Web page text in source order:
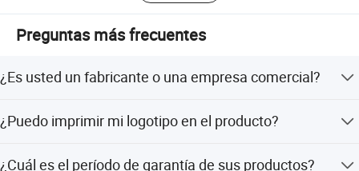
Preguntas más frecuentes
¿Es usted un fabricante o una empresa comercial?
una fábrica que ocupa 5000 metros cuadrados en
¿Puedo imprimir mi logotipo en el producto?
¿Cuál es el período de garantía de sus productos?